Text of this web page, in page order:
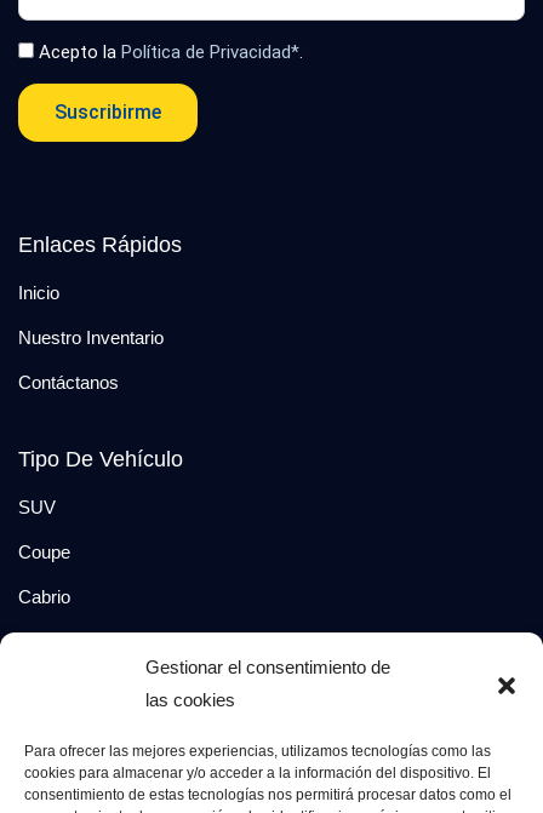
Gestionar el consentimiento de
las cookies
Para ofrecer las mejores experiencias, utilizamos tecnologías como las
cookies para almacenar y/o acceder a la información del dispositivo. El
consentimiento de estas tecnologías nos permitirá procesar datos como el
Acepto la Política de Privacidad*
Suscribirme
Enlaces Rápidos
Inicio
Nuestro Inventario
Contáctanos
Tipo De Vehículo
SUV
Coupe
Cabrio